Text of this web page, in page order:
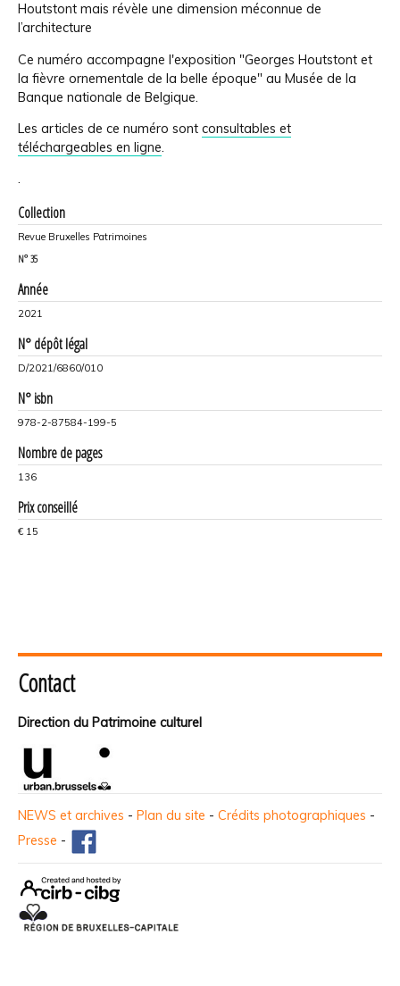
Houtstont mais révèle une dimension méconnue de
l’architecture
Ce numéro accompagne l'exposition "Georges Houtstont et
la fièvre ornementale de la belle époque" au Musée de la
Banque nationale de Belgique.
Les articles de ce numéro sont consultables et
téléchargeables en ligne.
.
Collection
Revue Bruxelles Patrimoines
N° 35
Année
2021
N° dépôt légal
D/2021/6860/010
N° isbn
978-2-87584-199-5
Nombre de pages
136
Prix conseillé
€ 15
Contact
Direction du Patrimoine culturel
NEWS et archives - Plan du site - Crédits photographiques -
Presse -